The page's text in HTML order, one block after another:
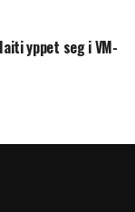
yppet seg i VM-